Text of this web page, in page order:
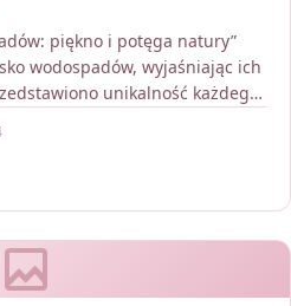
piękno i potęga natury”
wodospadów, wyjaśniając ich
unikalność każdego